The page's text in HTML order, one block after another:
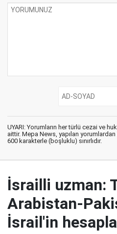
UYARI: Yorumların her türlü cezai ve
aittir. Mepa News, yapılan
600 karakterle (boşluklu) sınırlıdır.
İsrailli uzman:
Arabistan-
İsrail'in